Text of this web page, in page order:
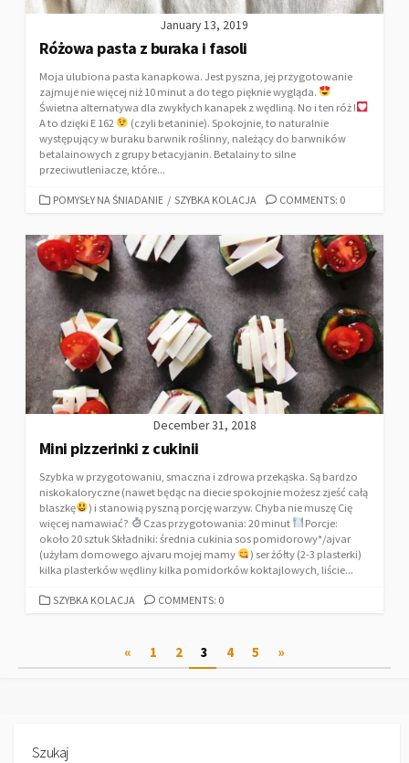
January 13, 2019
Różowa pasta z buraka i fasoli
Moja ulubiona pasta kanapkowa. Jest pyszna, jej przygotowanie
zajmuje nie więcej niż 10 minut a do tego pięknie wygląda.
Świetna alternatywa dla zwykłych kanapek z wędliną. No i ten róż !
A to dzięki E 162
(czyli betaninie). Spokojnie, to naturalnie
występujący w buraku barwnik roślinny, należący do barwników
betalainowych z grupy betacyjanin. Betalainy to silne
przeciwutleniacze, które...
POMYSŁY NA ŚNIADANIE / SZYBKA KOLACJA COMMENTS: 0
December 31, 2018
Mini pizzerinki z cukinii
Szybka w przygotowaniu, smaczna i zdrowa przekąska. Są bardzo
niskokaloryczne (nawet będąc na diecie spokojnie możesz zjeść całą
blaszkę
) i stanowią pyszną porcję warzyw. Chyba nie muszę Cię
więcej namawiać?
Czas przygotowania: 20 minut
Porcje:
około 20 sztuk Składniki: średnia cukinia sos pomidorowy*/ajvar
(użyłam domowego ajvaru mojej mamy
) ser żółty (2-3 plasterki)
kilka plasterków wędliny kilka pomidorków koktajlowych, liście...
SZYBKA KOLACJA COMMENTS: 0
« 1 2 3 4 5 »
Szukaj